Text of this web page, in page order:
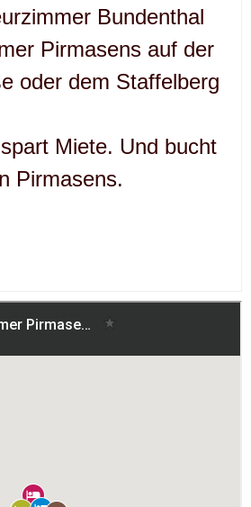
Bundenthal
Pirmasens auf der
oder dem Staffelberg
Miete. Und bucht
Pirmasens.